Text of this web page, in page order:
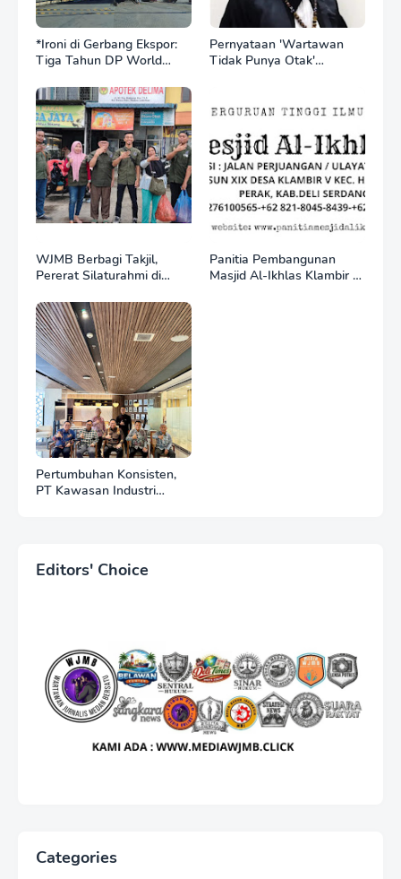
*Ironi di Gerbang Ekspor:
Tiga Tahun DP World
Pekerja Sektor
Internasional Justru Anjlok
di Bawah Sektor
Domestik*
Pernyataan 'Wartawan
Tidak Punya Otak'
Christo Kecam Sikap
WJMB Berbagi Takjil,
Pererat Silaturahmi di
Panitia Pembangunan
Masjid Al-Ikhlas Klambir V
Pertumbuhan Konsisten,
PT Kawasan Industri
Editors' Choice
Categories